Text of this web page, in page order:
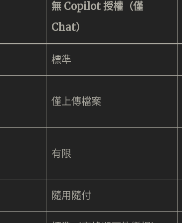
無 Copilot 授權（僅
Chat）
標準
僅上傳檔案
有限
隨用隨付